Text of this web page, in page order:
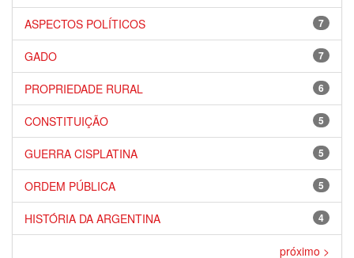
7
ASPECTOS POLÍTICOS
7
GADO
6
PROPRIEDADE RURAL
5
CONSTITUIÇÃO
5
GUERRA CISPLATINA
5
ORDEM PÚBLICA
4
HISTÓRIA DA ARGENTINA
próximo >